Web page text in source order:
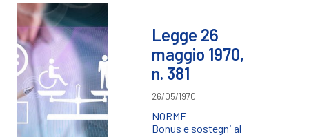
Legge 26
maggio 1970,
n. 381
26/05/1970
NORME
Bonus e sostegni al